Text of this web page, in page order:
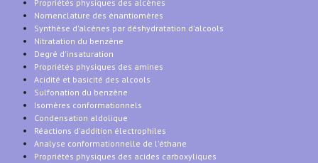
Propriétés physiques des alcènes
Nomenclature des énantiomères
Synthèse d'alcènes par déshydratation d'alcools
Nitratation du benzène
Degré d'insaturation
Propriétés physiques des amines
Acidité et basicité des alcools
Sulfonation du benzène
Isomères conformationnels
Condensation aldolique
Réactions d'addition électrophiles
Analyse conformationnelle de l'éthane
Propriétés physiques des acides carboxyliques